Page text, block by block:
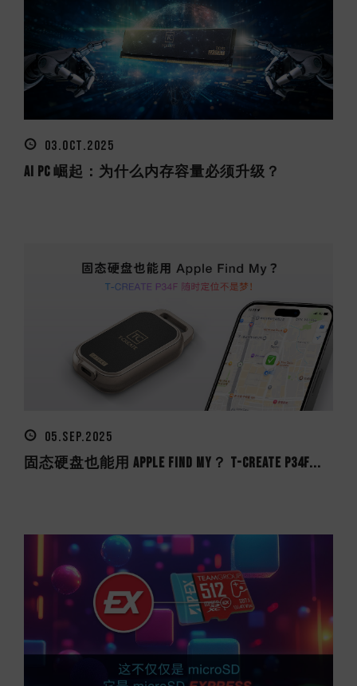
03.OCT.2025
AI PC 崛起：为什么内存容量必须升级？
05.SEP.2025
固态硬盘也能用 Apple Find My？ T-CREATE P34F...